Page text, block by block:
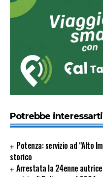
Potrebbe
Potenza: servizio ad “Alto
storico
Arrestata la 24enne